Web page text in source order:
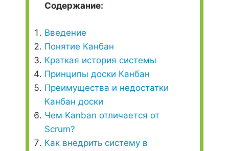
Содержание:
Введение
Понятие Канбан
Краткая история системы
Принципы доски Канбан
Преимущества и недостатки
Канбан доски
Чем Kanban отличается от
Scrum?
Как внедрить систему в